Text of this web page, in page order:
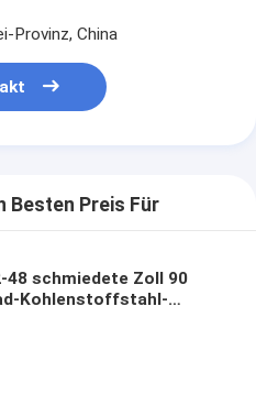
Provinz, China
Besten Preis Für
48 schmiedete Zoll 90
Kohlenstoffstahl-